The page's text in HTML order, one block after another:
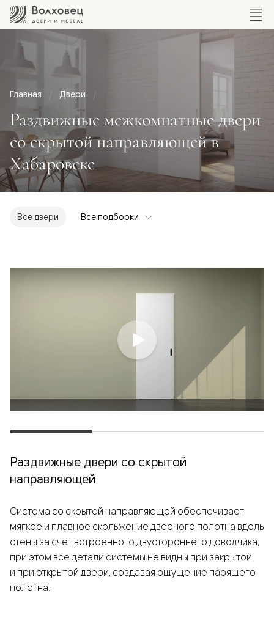
Главная Двери
Раздвижные межкомнатные двери
со скрытой направляющей в
Хабаровске
Все двери Все подборки
Раздвижные двери со скрытой
направляющей
Система со скрытой направляющей обеспечивает
мягкое и плавное скольжение дверного полотна вдоль
стены за счет встроенного двустороннего доводчика,
при этом все детали системы не видны при закрытой
и при открытой двери, создавая ощущение парящего
полотна.